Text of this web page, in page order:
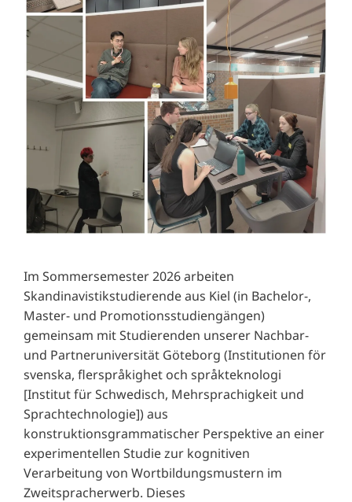
Im Sommersemester 2026 arbeiten
Skandinavistikstudierende aus Kiel (in Bachelor-,
Master- und Promotionsstudiengängen)
gemeinsam mit Studierenden unserer Nachbar-
und Partneruniversität Göteborg (Institutionen för
svenska, flerspråkighet och språkteknologi
[Institut für Schwedisch, Mehrsprachigkeit und
Sprachtechnologie]) aus
konstruktionsgrammatischer Perspektive an einer
experimentellen Studie zur kognitiven
Verarbeitung von Wortbildungsmustern im
Zweitspracherwerb. Dieses